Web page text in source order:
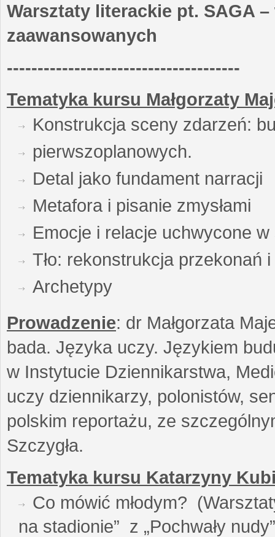
Warsztaty literackie pt. SAGA
zaawansowanych
--------------------------------------
Tematyka kursu Małgorzaty
Konstrukcja sceny zdarzeń:
pierwszoplanowych.
Detal jako fundament narracji
Metafora i pisanie zmysłami
Emocje i relacje uchwycone
Tło: rekonstrukcja przekonań
Archetypy
Prowadzenie: dr Małgorzata
bada. Języka uczy. Językiem
w Instytucie Dziennikarstwa,
uczy dziennikarzy, polonistów,
polskim reportażu, ze
Szczygła.
Tematyka kursu Katarzyny
Co mówić młodym?
na stadionie” z „Pochwały